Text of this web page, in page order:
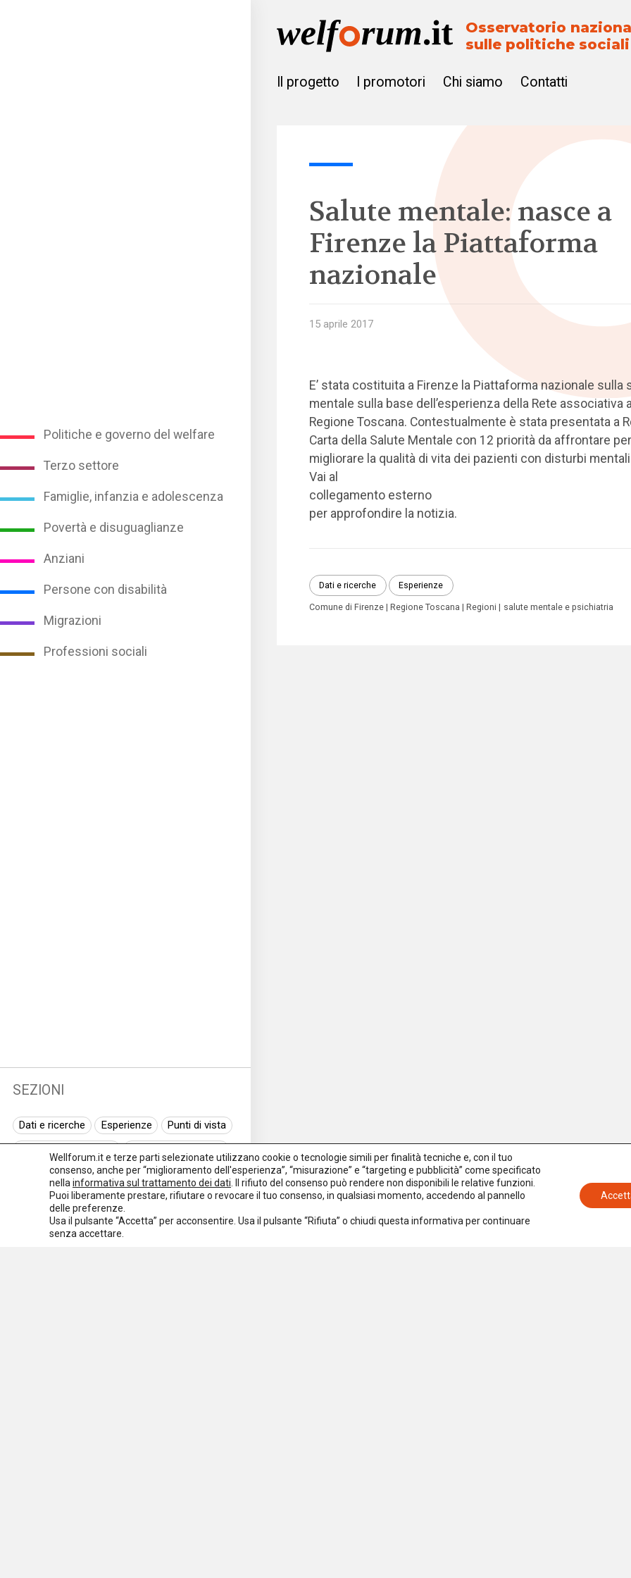
Politiche e governo del welfare
Terzo settore
Famiglie, infanzia e adolescenza
Povertà e disuguaglianze
Anziani
Persone con disabilità
Migrazioni
Professioni sociali
SEZIONI
Dati e ricerche Esperienze
Punti di vista
Normativa europea
Rassegna normativa
I seminari di Welforum
Eventi
Spazio ai promotori
Osservatorio
sulle politiche sociali
Il progetto I promotori Chi siamo Contatti
Salute mentale: nasce a
Firenze la Piattaforma
nazionale
15 aprile 2017
E’ stata costituita a Firenze la Piattaforma nazionale sulla
mentale sulla base dell’esperienza della Rete associativa
Regione Toscana. Contestualmente è stata presentata a
Carta della Salute Mentale con 12 priorità da affrontare per
migliorare la qualità di vita dei pazienti con disturbi
Vai al
collegamento esterno
per approfondire la notizia.
Dati e ricerche Esperienze
Comune di Firenze Regione Toscana Regioni salute mentale e psichiatria
Wellforum.it e terze parti selezionate utilizzano cookie o tecnologie simili per finalità tecniche e, con il tuo
consenso, anche per “miglioramento dell'esperienza”, “misurazione” e “targeting e pubblicità” come specificato
nella informativa sul trattamento dei dati . Il rifiuto del consenso può rendere non disponibili le relative funzioni.
Puoi liberamente prestare, rifiutare o revocare il tuo consenso, in qualsiasi momento, accedendo al pannello
delle preferenze.
Usa il pulsante “Accetta” per acconsentire. Usa il pulsante “Rifiuta” o chiudi questa informativa per continuare
senza accettare.